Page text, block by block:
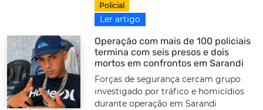
Policial
Ler artigo
Operação com mais de 100 policiais
termina com seis presos e dois
mortos em confrontos em Sarandi
Forças de segurança cercam grupo
investigado por tráfico e homicídios
durante operação em Sarandi